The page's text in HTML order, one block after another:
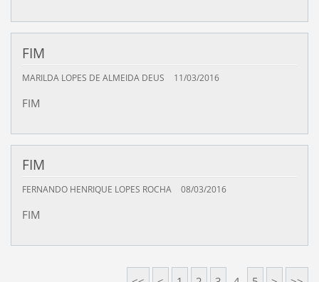
FIM
MARILDA LOPES DE ALMEIDA DEUS 11/03/2016
FIM
FIM
FERNANDO HENRIQUE LOPES ROCHA 08/03/2016
FIM